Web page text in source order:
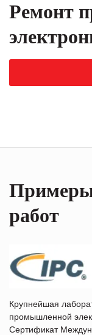
Ремонт
работ
Крупнейшая
промышленной
Сертификат